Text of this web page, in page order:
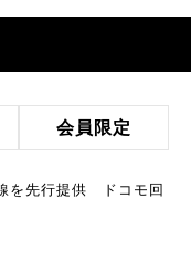
会員限定
を先行提供 ドコモ回